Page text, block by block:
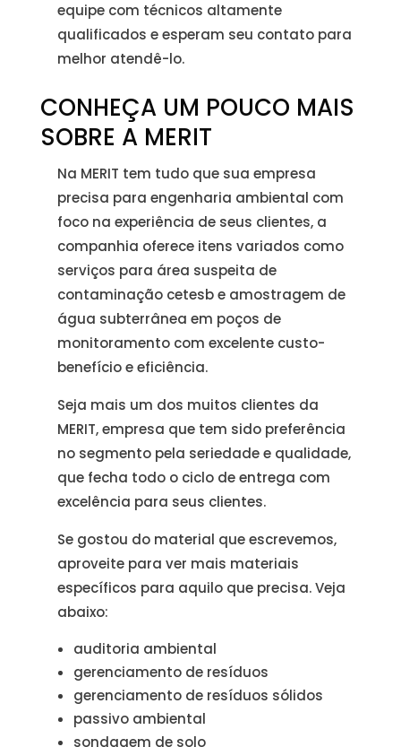
equipe com técnicos altamente
qualificados e esperam seu contato para
melhor atendê-lo.
CONHEÇA UM POUCO MAIS
SOBRE A MERIT
Na MERIT tem tudo que sua empresa
precisa para engenharia ambiental com
foco na experiência de seus clientes, a
companhia oferece itens variados como
serviços para área suspeita de
contaminação cetesb e amostragem de
água subterrânea em poços de
monitoramento com excelente custo-
benefício e eficiência.
Seja mais um dos muitos clientes da
MERIT, empresa que tem sido preferência
no segmento pela seriedade e qualidade,
que fecha todo o ciclo de entrega com
excelência para seus clientes.
Se gostou do material que escrevemos,
aproveite para ver mais materiais
específicos para aquilo que precisa. Veja
abaixo:
auditoria ambiental
gerenciamento de resíduos
gerenciamento de resíduos sólidos
passivo ambiental
sondagem de solo